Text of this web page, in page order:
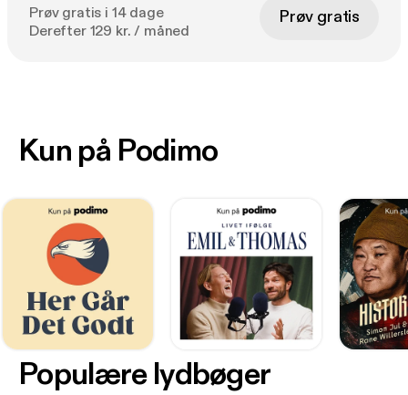
Prøv gratis i 14 dage
Derefter 129 kr. / måned
Prøv gratis
Kun på Podimo
Populære lydbøger